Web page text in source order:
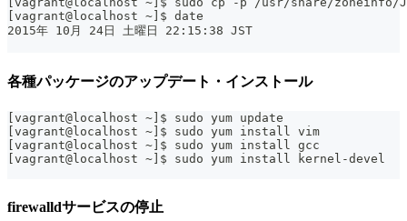
[vagrant@localhost ~]$ date
2015年 10月 24日 土曜日 22:15:38 JST
各種パッケージのアップデート・インストール
[vagrant@localhost ~]$ sudo yum update
[vagrant@localhost ~]$ sudo yum install vim
[vagrant@localhost ~]$ sudo yum install gcc
[vagrant@localhost ~]$ sudo yum install kernel-devel
firewalldサービスの停止